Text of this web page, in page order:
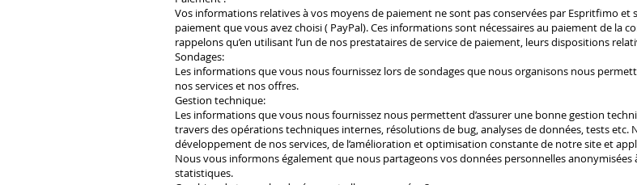
Vos informations relatives à vos moyens de paiement ne sont pas conservées par Espritfimo
paiement que vous avez choisi ( PayPal). Ces informations sont nécessaires au paiement de la
rappelons qu’en utilisant l’un de nos prestataires de service de paiement, leurs dispositions
Sondages:
Les informations que vous nous fournissez lors de sondages que nous organisons nous
nos services et nos offres.
Gestion technique:
Les informations que vous nous fournissez nous permettent d’assurer une bonne gestion
travers des opérations techniques internes, résolutions de bug, analyses de données, tests etc.
développement de nos services, de l’amélioration et optimisation constante de notre site et
Nous vous informons également que nous partageons vos données personnelles
statistiques.